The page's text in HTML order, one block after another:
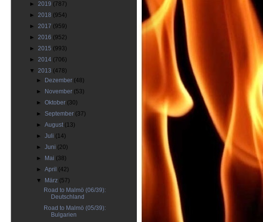
► 2019 (787)
► 2018 (954)
► 2017 (959)
► 2016 (952)
► 2015 (993)
► 2014 (706)
▼ 2013 (478)
►
Dezember (48)
►
November (53)
►Oktober (30)
► September (37)
►August (13)
►Juli (14)
►Juni (20)
►
Mai (38)
►April (42)
▼
März (57)
Road to Malmö (06/39):
Deutschland
Road to Malmö (05/39):
Bulgarien